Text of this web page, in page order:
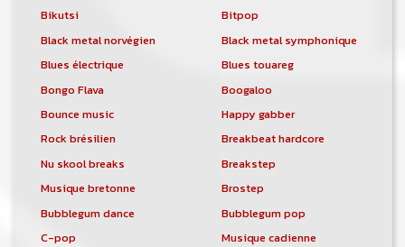
Bikutsi
Bitpop
Black metal norvégien
Black metal symphonique
Blues électrique
Blues touareg
Bongo Flava
Boogaloo
Bounce music
Happy gabber
Rock brésilien
Breakbeat hardcore
Nu skool breaks
Breakstep
Musique bretonne
Brostep
Bubblegum dance
Bubblegum pop
C-pop
Musique cadienne